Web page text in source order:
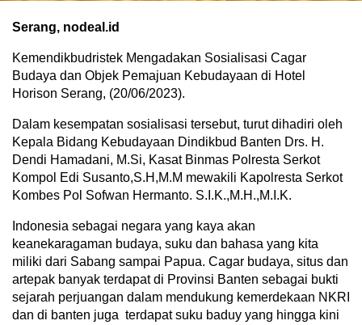
Serang, nodeal.id
Kemendikbudristek Mengadakan Sosialisasi Cagar
Budaya dan Objek Pemajuan Kebudayaan di Hotel
Horison Serang, (20/06/2023).
Dalam kesempatan sosialisasi tersebut, turut dihadiri oleh
Kepala Bidang Kebudayaan Dindikbud Banten Drs. H.
Dendi Hamadani, M.Si, Kasat Binmas Polresta Serkot
Kompol Edi Susanto,S.H,M.M mewakili Kapolresta Serkot
Kombes Pol Sofwan Hermanto. S.I.K.,M.H.,M.I.K.
Indonesia sebagai negara yang kaya akan
keanekaragaman budaya, suku dan bahasa yang kita
miliki dari Sabang sampai Papua. Cagar budaya, situs dan
artepak banyak terdapat di Provinsi Banten sebagai bukti
sejarah perjuangan dalam mendukung kemerdekaan NKRI
dan di banten juga terdapat suku baduy yang hingga kini